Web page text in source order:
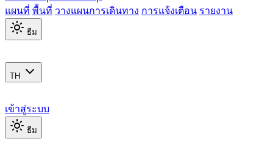
แผนที่ พื้นที่ วางแผนการเดินทาง การแจ้งเตือน รายงาน
ธีม
TH
เข้าสู่ระบบ
ธีม